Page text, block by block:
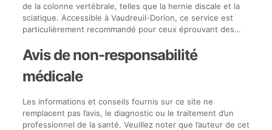
de la colonne vertébrale, telles que la hernie discale et la
sciatique. Accessible à Vaudreuil-Dorion, ce service est
particulièrement recommandé pour ceux éprouvant des…
Avis de non-responsabilité
médicale
Les informations et conseils fournis sur ce site ne
remplacent pas l’avis, le diagnostic ou le traitement d’un
professionnel de la santé. Veuillez noter que l’auteur de cet